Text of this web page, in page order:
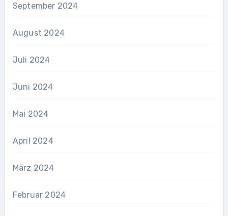
September 2024
August 2024
Juli 2024
Juni 2024
Mai 2024
April 2024
März 2024
Februar 2024